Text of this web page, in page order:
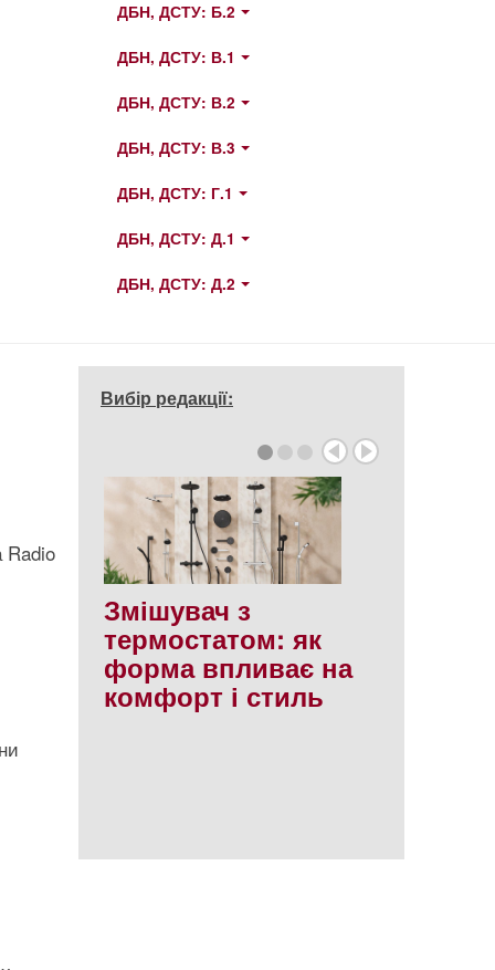
ДБН, ДСТУ: Б.2
ДБН, ДСТУ: В.1
ДБН, ДСТУ: В.2
ДБН, ДСТУ: В.3
ДБН, ДСТУ: Г.1
ДБН, ДСТУ: Д.1
ДБН, ДСТУ: Д.2
Radio
Вибір редакції:
Змішувач з
термостатом: як
форма впливає на
комфорт і стиль